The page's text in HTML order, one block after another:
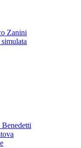
Zanini
Benedetti